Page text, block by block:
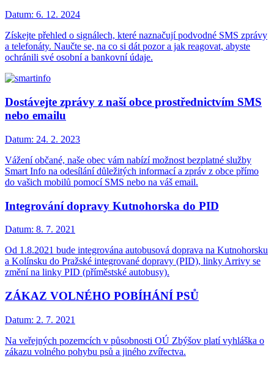
Datum: 6. 12. 2024
Získejte přehled o signálech, které naznačují podvodné SMS zprávy
a telefonáty. Naučte se, na co si dát pozor a jak reagovat, abyste
ochránili své osobní a bankovní údaje.
Dostávejte zprávy z naší obce prostřednictvím SMS
nebo emailu
Datum: 24. 2. 2023
Vážení občané, naše obec vám nabízí možnost bezplatné služby
Smart Info na odesílání důležitých informací a zpráv z obce přímo
do vašich mobilů pomocí SMS nebo na váš email.
Integrování dopravy Kutnohorska do PID
Datum: 8. 7. 2021
Od 1.8.2021 bude integrována autobusová doprava na Kutnohorsku
a Kolínsku do Pražské integrované dopravy (PID), linky Arrivy se
změní na linky PID (příměstské autobusy).
ZÁKAZ VOLNÉHO POBÍHÁNÍ PSŮ
Datum: 2. 7. 2021
Na veřejných pozemcích v působnosti OÚ Zbýšov platí vyhláška o
zákazu volného pohybu psů a jiného zvířectva.